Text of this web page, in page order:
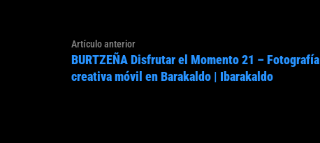
Navegación
de
entradas
Artículo anteriorArtículo
anterior:
BURTZEÑA Disfrutar el Momento 21 – Fotografía
creativa móvil en Barakaldo | Ibarakaldo